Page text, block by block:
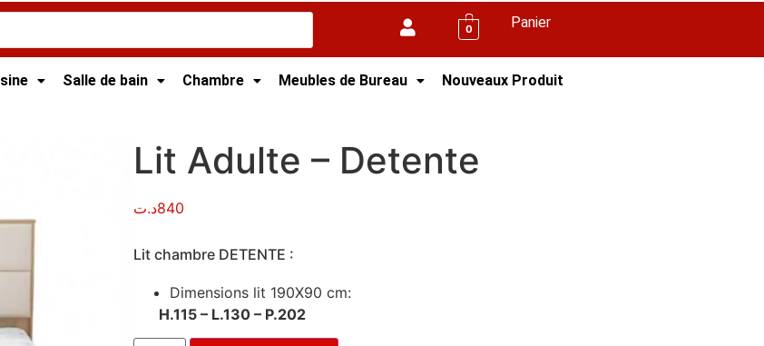
0 Panier
Salle de bain Chambre Meubles de Bureau Nouveaux Produit
Lit Adulte – Detente
840د.ت
Lit chambre DETENTE :
Dimensions lit 190X90 cm:
H.115 – L.130 – P.202